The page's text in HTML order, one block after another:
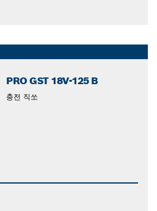
PRO GST 18V-125 B
충전 직쏘